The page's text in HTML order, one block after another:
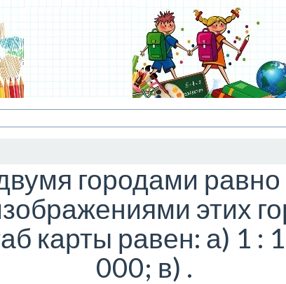
городами
этих
карты равен: а) 1 :
000; в) .